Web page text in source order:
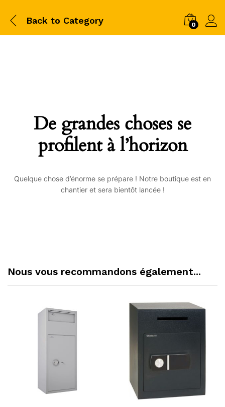
Back to Category 0
De grandes choses se
profilent à l’horizon
Quelque chose d’énorme se prépare ! Notre boutique est en
chantier et sera bientôt lancée !
Nous vous recommandons également...